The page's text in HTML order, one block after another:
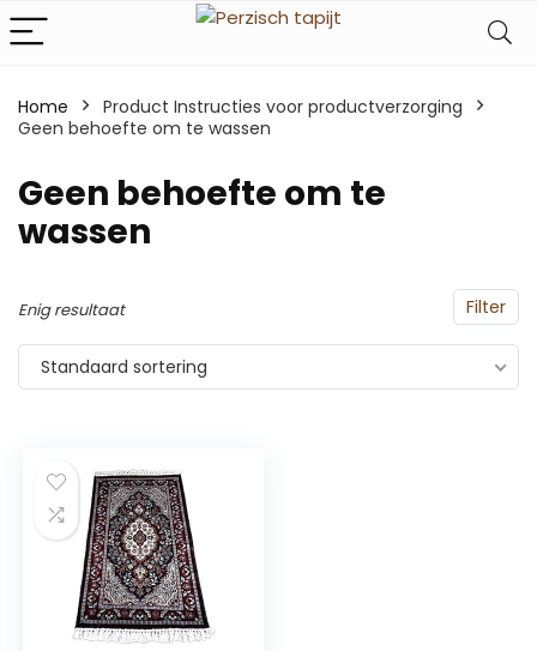
Home Product Instructies voor productverzorging
Geen behoefte om te wassen
‎Geen behoefte om te
wassen
Filter
Enig resultaat
Standaard sortering